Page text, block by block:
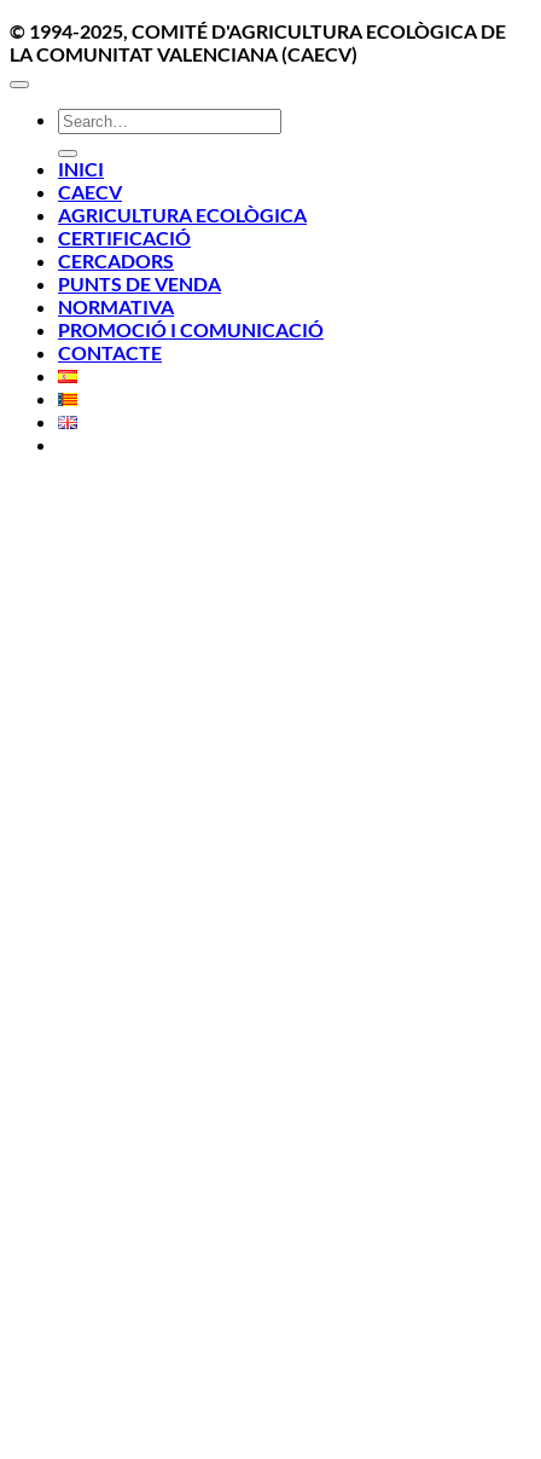
© 1994-2025, COMITÉ D'AGRICULTURA ECOLÒGICA DE
LA COMUNITAT VALENCIANA (CAECV)
INICI
CAECV
AGRICULTURA ECOLÒGICA
CERTIFICACIÓ
CERCADORS
PUNTS DE VENDA
NORMATIVA
PROMOCIÓ I COMUNICACIÓ
CONTACTE